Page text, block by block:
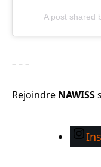
A post shared
– – –
Rejoindre NAWISS